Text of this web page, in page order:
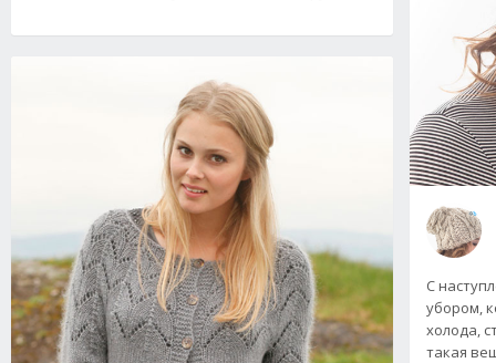
С
убором,
холода,
такая